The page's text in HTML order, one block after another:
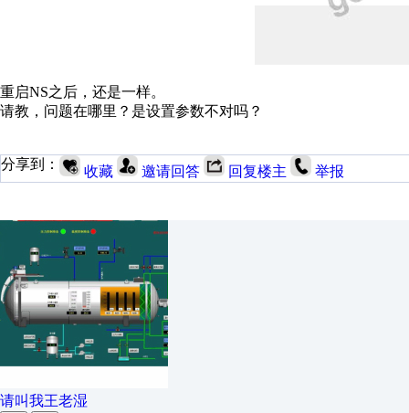
重启NS之后，还是一样。
请教，问题在哪里？是设置参数不对吗？
分享到： 收藏 邀请回答 回复楼主 举报
请叫我王老湿